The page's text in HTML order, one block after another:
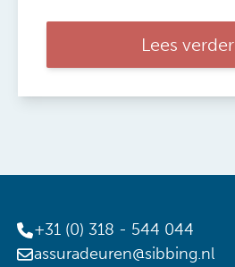
Lees verder
+31 (0) 318 - 544 044
assuradeuren@sibbing.nl